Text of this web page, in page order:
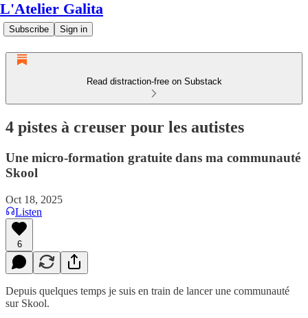
L'Atelier Galita
Subscribe Sign in
Read distraction-free on Substack
4 pistes à creuser pour les autistes
Une micro-formation gratuite dans ma communauté
Skool
Oct 18, 2025
Listen
6
Depuis quelques temps je suis en train de lancer une communauté
sur Skool.